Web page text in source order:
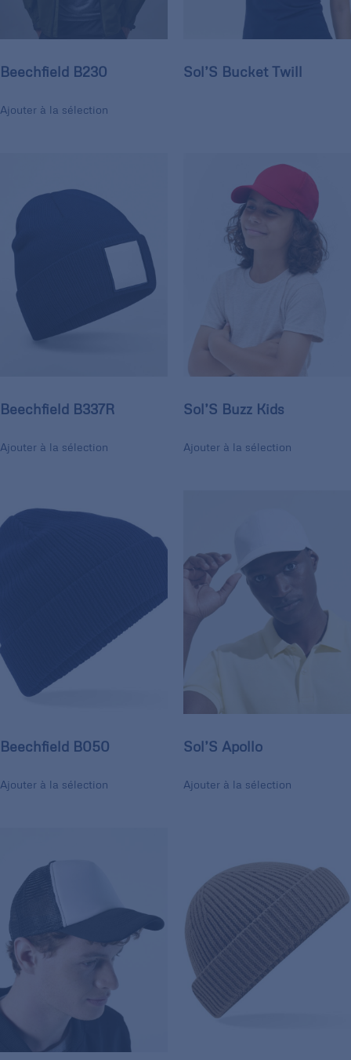
Beechfield B230
Ajouter à la sélection
Sol’S Bucket Twill
Beechfield B337R
Ajouter à la sélection
Sol’S Buzz Kids
Ajouter à la sélection
Beechfield B050
Ajouter à la sélection
Sol’S Apollo
Ajouter à la sélection